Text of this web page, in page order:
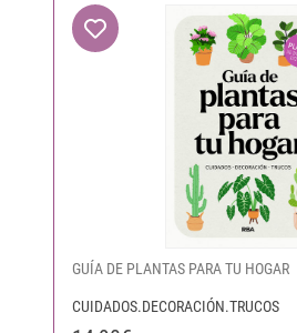
GUÍA DE PLANTAS PARA TU HOGAR
CUIDADOS.DECORACIÓN.TRUCOS